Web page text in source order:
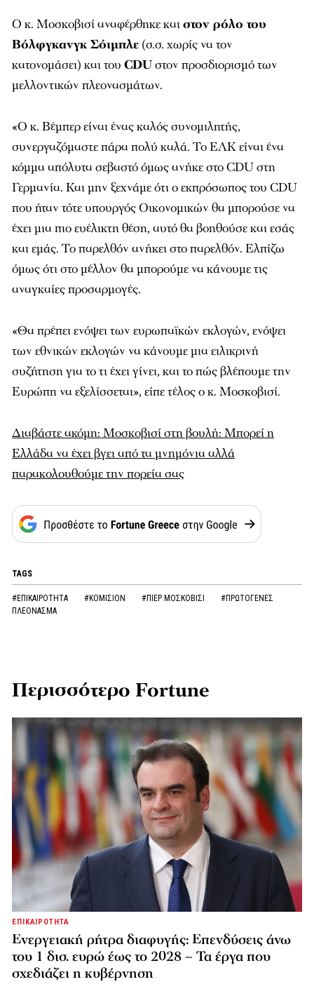
Ο κ. Μοσκοβισί αναφέρθηκε καιστον ρόλο του
Βόλφγκανγκ Σόιμπλε (σ.σ. χωρίς να τον
κατονομάσει) και του CDUστον προσδιορισμό των
μελλοντικών πλεονασμάτων.
«O κ. Βέμπερ είναι ένας καλός συνομιλητής,
συνεργαζόμαστε πάρα πολύ καλά. Το ΕΛΚ είναι ένα
κόμμα απόλυτα σεβαστό όμως ανήκε στο CDU στη
Γερμανία. Και μην ξεχνάμε ότι ο εκπρόσωπος του CDU
που ήταν τότε υπουργός Οικονομικών θα μπορούσε να
έχει μια πιο ευέλικτη θέση, αυτό θα βοηθούσε και εσάς
και εμάς. Το παρελθόν ανήκει στο παρελθόν. Ελπίζω
όμως ότι στο μέλλον θα μπορούμε να κάνουμε τις
αναγκαίες προσαρμογές.
«Θα πρέπει ενόψει των ευρωπαϊκών εκλογών, ενόψει
των εθνικών εκλογών να κάνουμε μια ειλικρινή
συζήτηση για το τι έχει γίνει, και το πώς βλέπουμε την
Ευρώπη να εξελίσσεται», είπε τέλος ο κ. Μοσκοβισί.
Διαβάστε ακόμη: Μοσκοβισί στη βουλή: Μπορεί η
Ελλάδα να έχει βγει από τα μνημόνια αλλά
παρακολουθούμε την πορεία σας
TAGS
#ΕΠΙΚΑΙΡΟΤΗΤΑ #ΚΟΜΙΣΙΟΝ #ΠΙΕΡ ΜΟΣΚΟΒΙΣΙ
#ΠΡΩΤΟΓΕΝΕΣ
ΠΛΕΟΝΑΣΜΑ
Περισσότερο Fortune
ΕΠΙΚΑΙΡΟΤΗΤΑ
Ενεργειακή ρήτρα διαφυγής: Επενδύσεις άνω
του 1 δισ. ευρώ έως το 2028 – Τα έργα που
σχεδιάζει η κυβέρνηση